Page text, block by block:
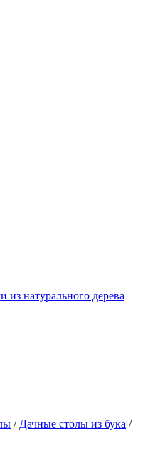
из натурального дерева
/ Дачные столы из бука /